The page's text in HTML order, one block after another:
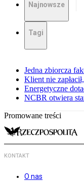
Najnowsze
Tagi
Jedna zbiorcza
Klient nie
Energetyczne
NCBR otwiera
Promowane treści
KONTAKT
O nas